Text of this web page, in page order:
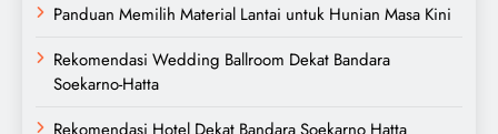
Panduan Memilih Material Lantai untuk Hunian Masa Kini
Rekomendasi Wedding Ballroom Dekat Bandara
Soekarno-Hatta